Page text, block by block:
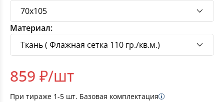
Материал:
859 ₽/шт
При тираже 1-5 шт. Базовая комплектация